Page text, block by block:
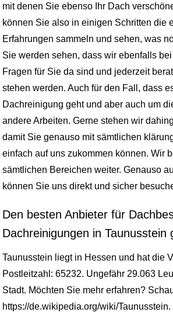
mit denen Sie ebenso Ihr Dach
können Sie also in einigen Schritten die
Erfahrungen sammeln und sehen, was
Sie werden sehen, dass wir ebenfalls
Fragen für Sie da sind und jederzeit
stehen werden. Auch für den Fall, dass
Dachreinigung geht und aber auch um
andere Arbeiten. Gerne stehen wir
damit Sie genauso mit sämtlichen
einfach auf uns zukommen können. Wir
sämtlichen Bereichen weiter. Genauso
können Sie uns direkt und sicher
Den besten Anbieter für
Dachreinigungen in Taunusstein
Taunusstein liegt in Hessen und hat die
Postleitzahl: 65232. Ungefähr 29.063
Stadt. Möchten Sie mehr erfahren?
https://de.wikipedia.org/wiki/